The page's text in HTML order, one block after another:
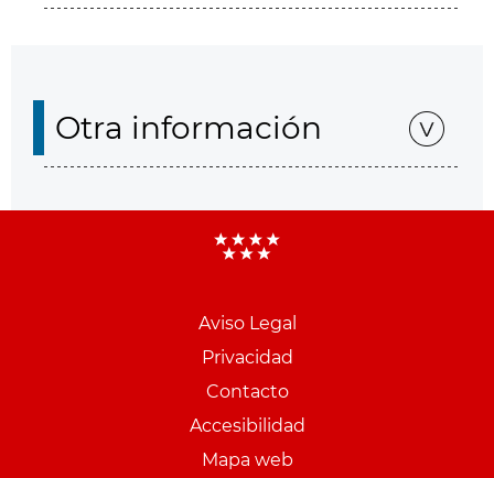
Otra información
Aviso Legal
Privacidad
Contacto
Accesibilidad
Mapa web